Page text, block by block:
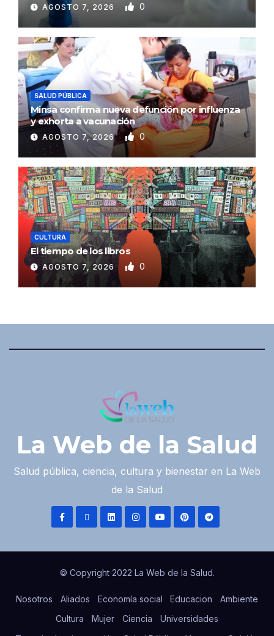
AGOSTO 7, 2026 0
SALUD PÚBLICA
Minsa confirma nueva defunción por influenza
y exhorta a vacunación
AGOSTO 7, 2026 0
CULTURA
El tiempo de los libros
AGOSTO 7, 2026 0
La Web de la Salud
Salud pública, ciencia, cultura y bienestar en La Web
de la Salud
© Copyright 2022 La Web de la Salud.
Nosotros Aliados Economía social Educacion
Ambiente
Cultura
Mujer Ciencia
Universidades